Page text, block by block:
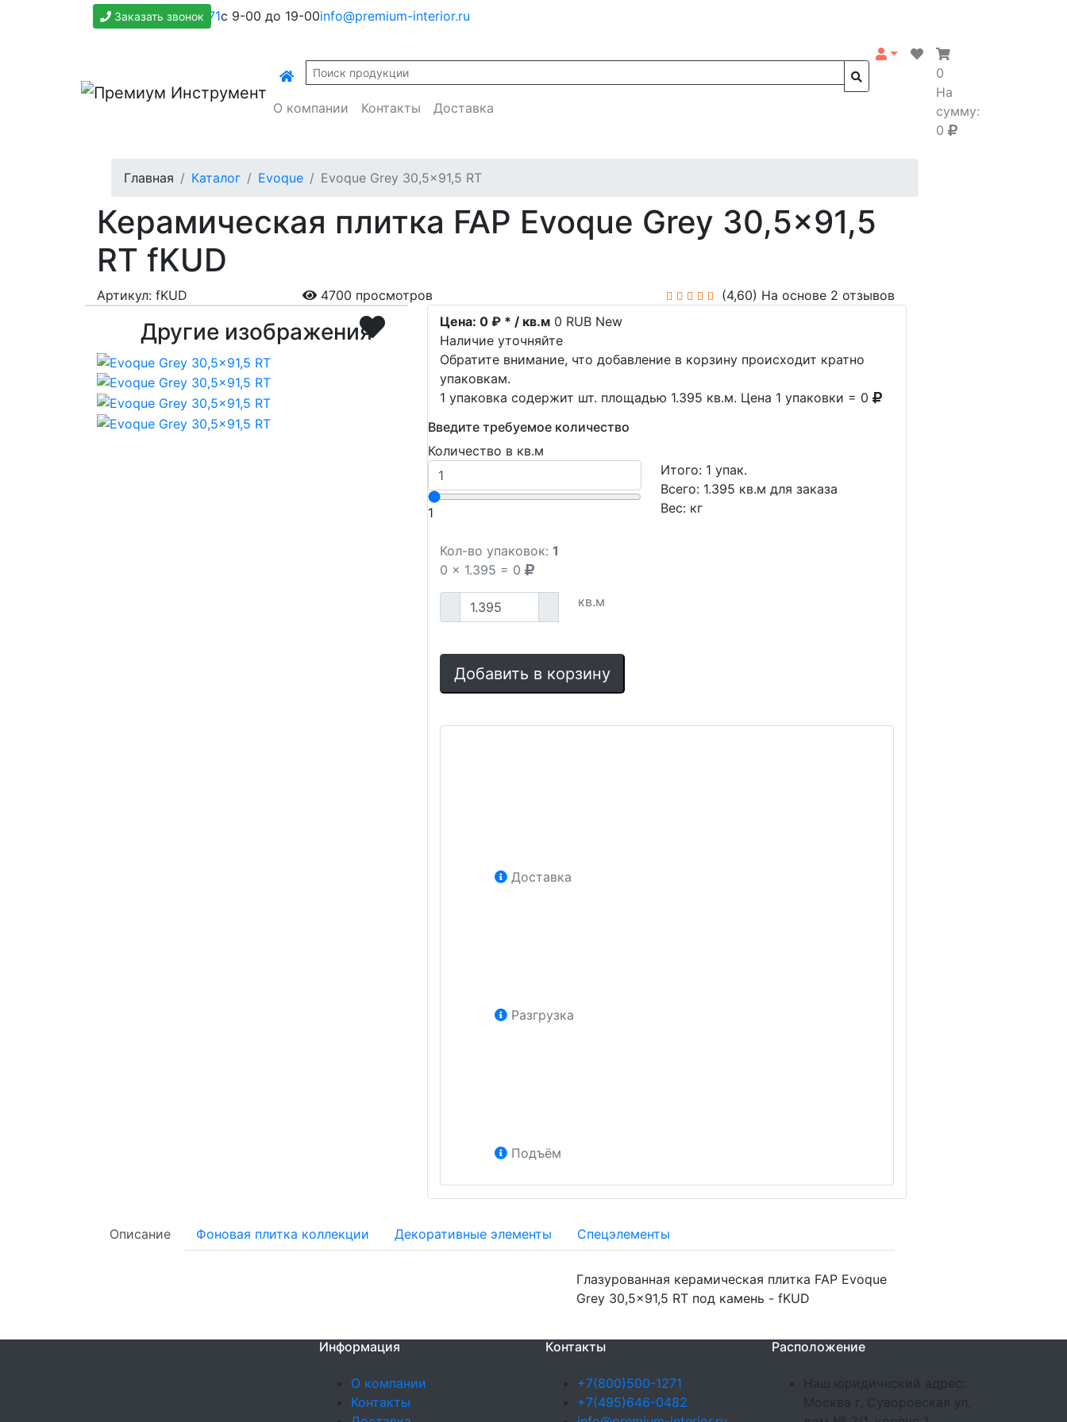
+7(800)500-1271с 9-00 до 19-00info@premium-interior.ru
Заказать звонок
О компании Контакты Доставка
0
На
сумму:
0
Главная Каталог Evoque Evoque Grey 30,5x91,5 RT
Керамическая плитка FAP Evoque Grey 30,5x91,5
RT fKUD
Артикул: fKUD 4700 просмотров (4,60) На основе 2 отзывов
Другие изображения Цена: 0 ₽ * / кв.м 0 RUB New
Наличие уточняйте
Обратите внимание, что добавление в корзину происходит кратно
упаковкам.
1 упаковка содержит шт. площадью 1.395 кв.м. Цена 1 упаковки = 0
Введите требуемое количество
Количество в кв.м
1
Итого: 1 упак.
Всего: 1.395 кв.м для заказа
Вес: кг
Кол-во упаковок: 1
0 x 1.395 = 0
кв.м
Добавить в корзину
Доставка
Разгрузка
Подъём
Описание Фоновая плитка коллекции Декоративные элементы Спецэлементы
Глазурованная керамическая плитка FAP Evoque
Grey 30,5x91,5 RT под камень - fKUD
Информация
О компании
Контакты
Контакты
+7(800)500-1271
+7(495)646-0482
Расположение
Наш юридический адрес:
Москва г, Суворовская ул,